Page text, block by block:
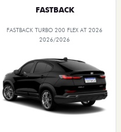
FASTBACK
FASTBACK TURBO 200 FLEX AT 2026
2026/2026